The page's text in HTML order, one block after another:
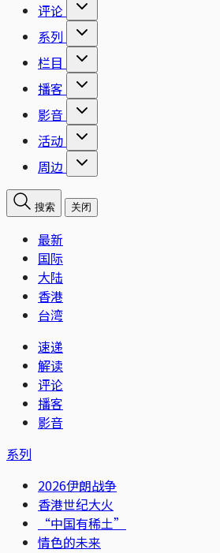
评论
系列
栏目
播客
影音
活动
周边
搜索 关闭
最新
国际
大陆
香港
台湾
速递
解读
评论
播客
影音
系列
2026伊朗战争
香港世纪大火
“中国有稀土”
情色的未来